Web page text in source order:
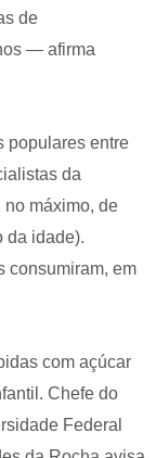
de
— afirma
populares entre
da
no máximo, de
da idade).
consumiram, em
com açúcar
Chefe do
Federal